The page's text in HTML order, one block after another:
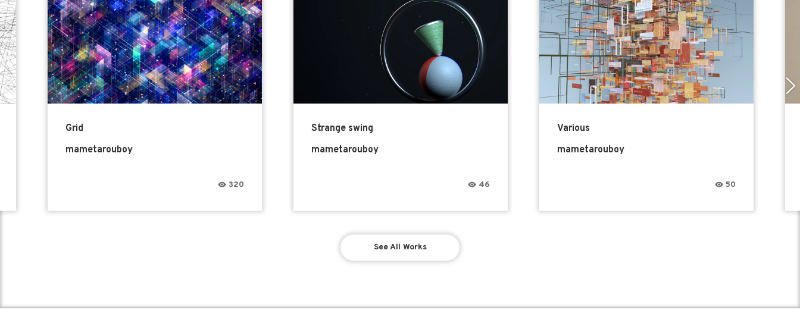
Grid
mametarouboy
320
Strange swing
mametarouboy
46
Various
mametarouboy
50
See All Works